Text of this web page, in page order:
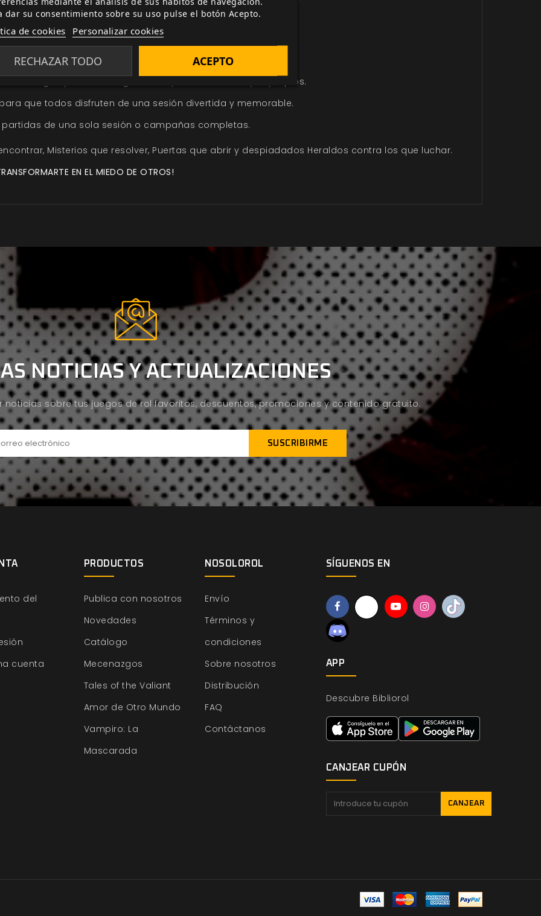
by the Apocalypse.
destructoras y deseos incontenibles.
crear tu propio Apocalipsis.
y muchas sugerencias para crear los tuyos propios.
que todos disfruten de una sesión divertida y memorable.
de una sola sesión o campañas completas.
Misterios que resolver, Puertas que abrir y despiadados Heraldos contra los que luchar.
EN EL MIEDO DE OTROS!
NOTICIAS Y ACTUALIZACIONES
sobre tus juegos de rol favoritos, descuentos, promociones y contenido gratuito.
del
cuenta
PRODUCTOS
Publica con nosotros
Novedades
Catálogo
Mecenazgos
Tales of the Valiant
Amor de Otro Mundo
Vampiro: La
Mascarada
NOSOLOROL
Envío
Términos y
condiciones
Sobre nosotros
Distribución
FAQ
Contáctanos
SÍGUENOS EN
dar su consentimiento sobre su uso pulse el botón Acepto.
de cookies Personalizar cookies
RECHAZAR TODO ACEPTO
APP
Descubre Bibliorol
CANJEAR CUPÓN
CANJEAR